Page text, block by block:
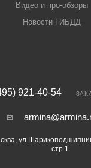
Видео и про-обзоры
Новости ГИБДД
921-40-54
стр.1